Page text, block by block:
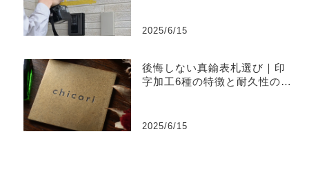
2025/6/15
後悔しない真鍮表札選び｜印
字加工6種の特徴と耐久性の違
2025/6/15